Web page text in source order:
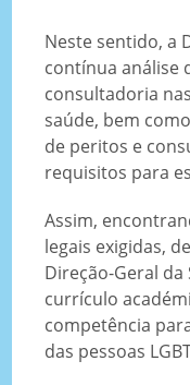
Neste sentido, a
contínua análise
consultadoria
saúde, bem
de peritos e
requisitos para
Assim,
legais exigidas,
Direção-Geral
currículo
competência
das pessoas